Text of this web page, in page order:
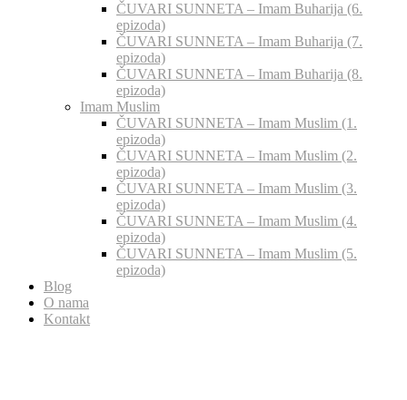
ČUVARI SUNNETA – Imam Buharija (6.
epizoda)
ČUVARI SUNNETA – Imam Buharija (7.
epizoda)
ČUVARI SUNNETA – Imam Buharija (8.
epizoda)
Imam Muslim
ČUVARI SUNNETA – Imam Muslim (1.
epizoda)
ČUVARI SUNNETA – Imam Muslim (2.
epizoda)
ČUVARI SUNNETA – Imam Muslim (3.
epizoda)
ČUVARI SUNNETA – Imam Muslim (4.
epizoda)
ČUVARI SUNNETA – Imam Muslim (5.
epizoda)
Blog
O nama
Kontakt